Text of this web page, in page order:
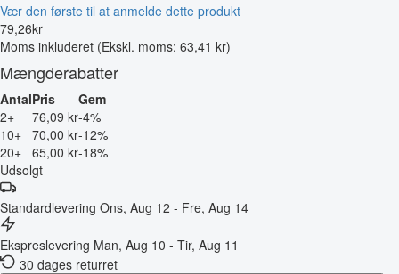
Vær den første til at anmelde dette produkt
79,26kr
Moms inkluderet (Ekskl. moms: 63,41 kr)
Mængderabatter
AntalPris
Gem
2+
76,09 kr-4%
10+ 70,00 kr-12%
20+ 65,00 kr-18%
Udsolgt
Standardlevering Ons, Aug 12 - Fre, Aug 14
Ekspreslevering Man, Aug 10 - Tir, Aug 11
30 dages returret